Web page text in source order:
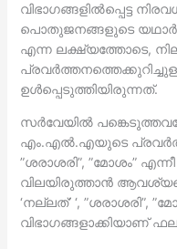
വിഭാഗങ്ങളില്‍പ്പെട്ട
പൊതുജനങ്ങളുടെ
എന്ന ലക്ഷ്യത്തോടെ,
ഉള്‍പ്പെടുത്തിയിരുന്നത്.
സര്‍വേയില്‍
എം.എല്‍.എയുടെ
”ശരാശരി”, ”മോശം”
വിലയിരുത്താന്‍
‘നല്ലത്’ ‘, ”ശരാശരി”,
വിഭാഗങ്ങളാക്കിയാണ്